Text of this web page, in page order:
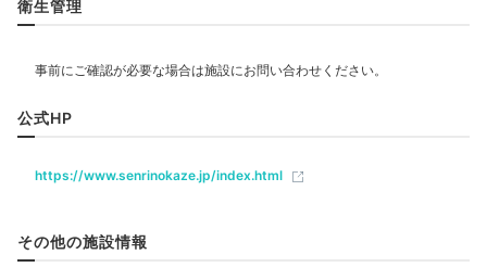
かったり、内湯「里の湯」のサウナでリフレッシュする
リラクゼーション
飲食
衛生管理
公式HP
https://www.senrinokaze.jp/index.html
その他の施設情報